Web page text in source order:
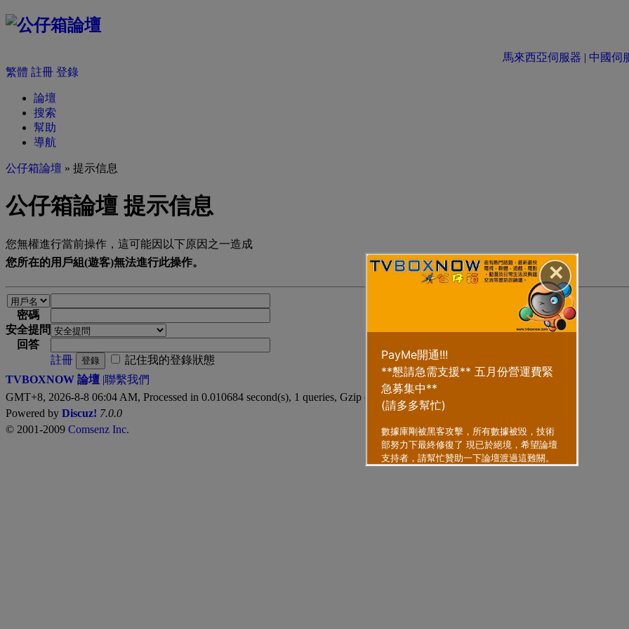
✕
馬來西亞伺服器 | 中國伺
繁體 註冊 登錄
論壇
搜索
幫助
導航
公仔箱論壇 » 提示信息
公仔箱論壇 提示信息
您無權進行當前操作，這可能因以下原因之一造成
您所在的用戶組(遊客)無法進行此操作。
密碼
安全提問
回答
註冊
登錄
記住我的登錄狀態
TVBOXNOW 論壇 |聯繫我們
GMT+8, 2026-8-8 06:04 AM, Processed in 0.010684 second(s), 1 queries, Gzip enabled.
Powered by Discuz! 7.0.0
© 2001-2009 Comsenz Inc.